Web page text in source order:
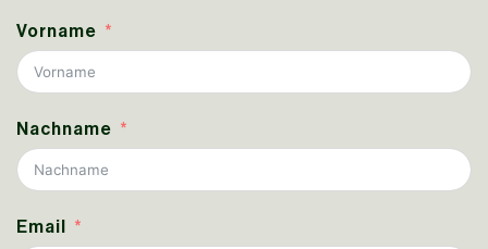
Vorname
Nachname
Email